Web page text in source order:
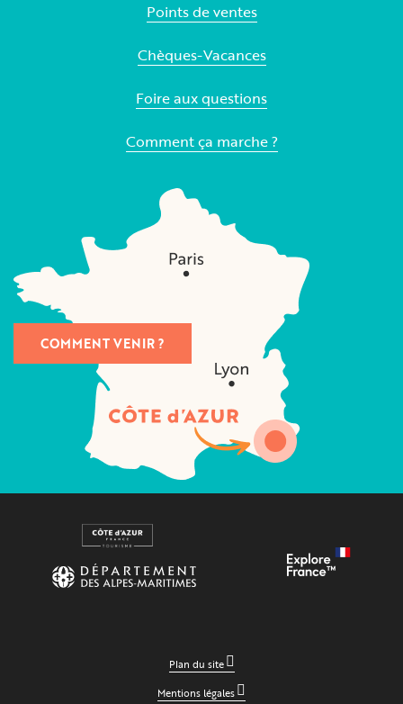
Points de ventes
Chèques-Vacances
Foire aux questions
Comment ça marche ?
COMMENT VENIR ?
Plan du site
Mentions légales